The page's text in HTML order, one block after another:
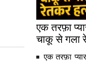
एक तरफ़ा
चाकू से गला
एक तरफ़ा